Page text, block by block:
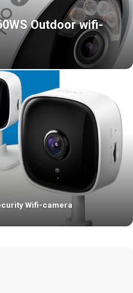
Outdoor wifi-
Wifi-camera